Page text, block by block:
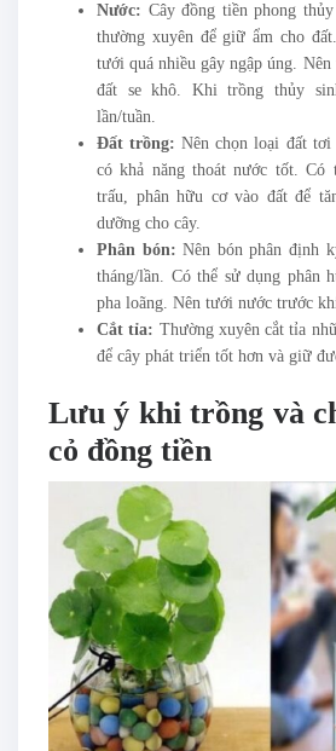
Nước: Cây đồng tiền phong
thường xuyên để giữ ẩm cho
tưới quá nhiều gây ngập úng.
đất se khô. Khi trồng thủy
lần/tuần.
Đất trồng: Nên chọn loại đất
có khả năng thoát nước tốt. Có
trấu, phân hữu cơ vào đất để
dưỡng cho cây.
Phân bón: Nên bón phân định
tháng/lần. Có thể sử dụng phân
pha loãng. Nên tưới nước trước
Cắt tỉa: Thường xuyên cắt tỉa
để cây phát triển tốt hơn và giữ
Lưu ý khi trồng và
cỏ đồng tiền